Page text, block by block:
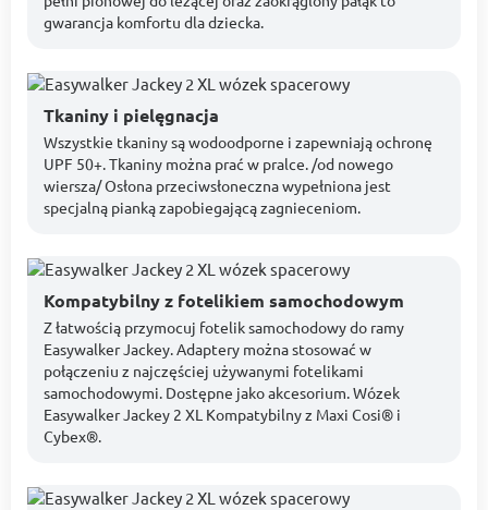
gwarancja komfortu dla dziecka.
Tkaniny i pielęgnacja
Wszystkie tkaniny są wodoodporne i zapewniają ochronę
UPF 50+. Tkaniny można prać w pralce. /od nowego
wiersza/ Osłona przeciwsłoneczna wypełniona jest
specjalną pianką zapobiegającą zagnieceniom.
Kompatybilny z fotelikiem samochodowym
Z łatwością przymocuj fotelik samochodowy do ramy
Easywalker Jackey. Adaptery można stosować w
połączeniu z najczęściej używanymi fotelikami
samochodowymi. Dostępne jako akcesorium. Wózek
Easywalker Jackey 2 XL Kompatybilny z Maxi Cosi® i
Cybex®.